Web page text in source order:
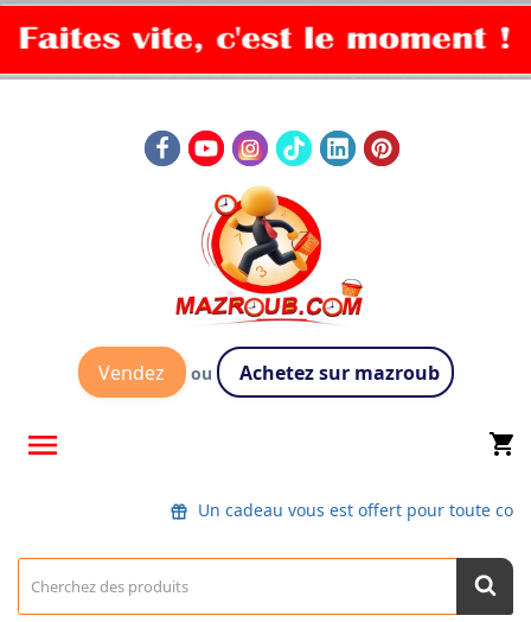
Vendez ou Achetez sur mazroub
 shopping_cart
Un cadeau vous est offert pour toute